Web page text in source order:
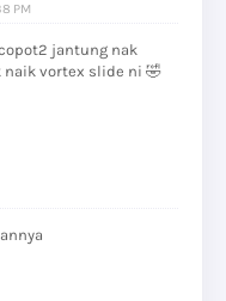
PM
jantung nak
vortex slide ni 🤣